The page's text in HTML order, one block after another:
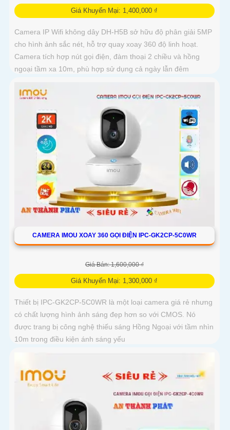
Giá Khuyến Mại: 1,400,000 ₫
Camera IP Wifi không dây DH-H5B sở hữu độ phân giải 5MP
cho hình ảnh sắc nét, hỗ trợ quay xoay 360 độ linh hoạt.
Camera tích hợp nút gọi điện, đàm thoại 2 chiều và hồng
ngoại tầm xa 10m, phù hợp sử dụng cả ngày lẫn đêm
CAMERA IMOU XOAY 360 GỌI ĐIỆN IPC-GK2CP-5C0WR
Giá Bán: 1,600,000 ₫
Giá Khuyến Mại: 1,300,000 ₫
Thiết bị IPC-GK2CP-5C0WR là một loại camera giá rẻ nhưng
có chất lượng hình ảnh sáng đẹp hơn so với CMOS. Nó
được trang bị công nghệ thiếu sáng Hồng Ngoại với tầm nhìn
10m trong điều kiện ánh sáng yếu